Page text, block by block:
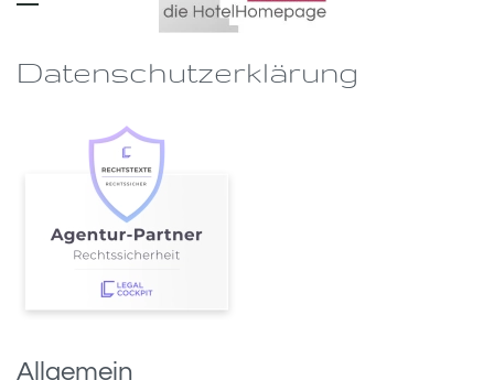
Datenschutzerklärung
Allgemein